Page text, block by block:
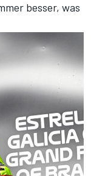
besser, was